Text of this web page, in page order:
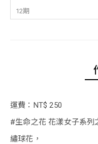
12期
運費：NT$ 250
#生命之花 花漾女子系列
繡球花，